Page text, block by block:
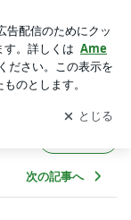
」
け取りまし
開く
次の記事へ